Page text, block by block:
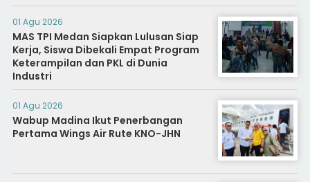
01 Agu 2026
MAS TPI Medan Siapkan Lulusan Siap
Kerja, Siswa Dibekali Empat Program
Keterampilan dan PKL di Dunia
Industri
01 Agu 2026
Wabup Madina Ikut Penerbangan
Pertama Wings Air Rute KNO-JHN